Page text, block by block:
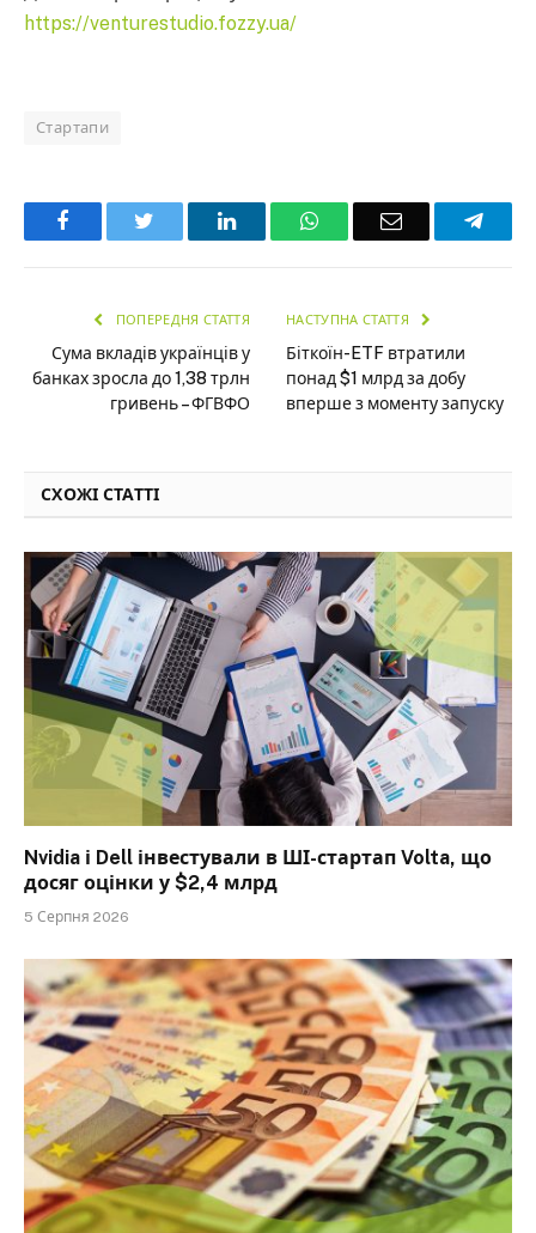
https://venturestudio.fozzy.ua/
Стартапи
Facebook LinkedInWhatsAppEmail
ПОПЕРЕДНЯ СТАТТЯ
Сума вкладів українців у
банках зросла до 1,38 трлн
гривень – ФГВФО
НАСТУПНА СТАТТЯ
Біткоїн-ETF втратили
понад $1 млрд за добу
вперше з моменту запуску
СХОЖІ СТАТТІ
Nvidia і Dell інвестували в ШІ-стартап Volta, що
досяг оцінки у $2,4 млрд
5 Серпня 2026